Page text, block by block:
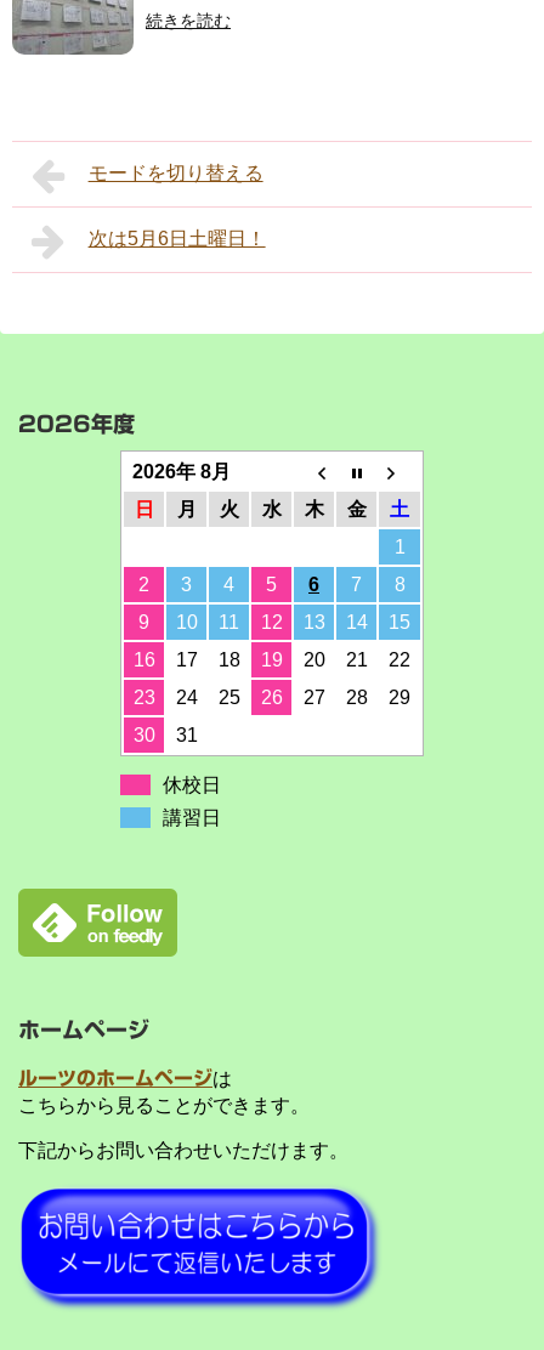
続きを読む
モードを切り替える
次は5月6日土曜日！
2026年度
2026年 8月
日
月 火 水 木 金
土
1
2
3 4 5 6 7
8
9
10 11 12 13 14
15
16
17 18 19 20 21
22
23
24 25 26 27 28
29
30
31
休校日
講習日
ホームページ
ルーツのホームページは
こちらから見ることができます。
下記からお問い合わせいただけます。